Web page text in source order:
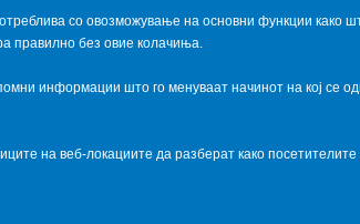
со овозможување на основни функции како
правилно без овие колачиња.
информации што го менуваат начинот на кој се
на веб-локациите да разберат како